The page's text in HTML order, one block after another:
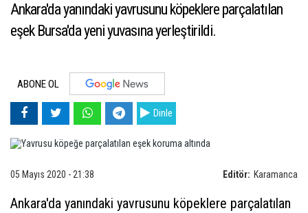
Ankara'da yanındaki yavrusunu köpeklere parçalatılan
eşek Bursa'da yeni yuvasına yerleştirildi.
ABONE OL
Dinle
Editör: Karamanca
05 Mayıs 2020 - 21:38
Ankara'da yanındaki yavrusunu köpeklere parçalatılan